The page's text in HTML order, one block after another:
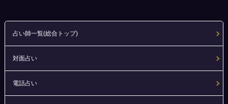
占い師一覧(総合トップ)
対面占い
電話占い